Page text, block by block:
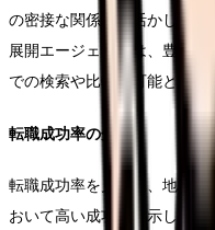
の密接な関係性を活かした詳
展開エージェントは、豊富
での検索や比較が可能となっ
転職成功率の分析
転職成功率を見ると、地域密
おいて高い成功率を示して